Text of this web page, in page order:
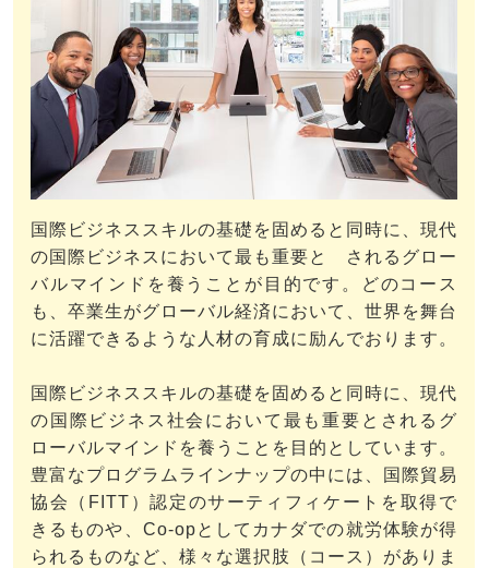
国際ビジネススキルの基礎を固めると同時に、現代
の国際ビジネスにおいて最も重要と されるグロー
バルマインドを養うことが目的です。どのコース
も、卒業生がグローバル経済において、世界を舞台
に活躍できるような人材の育成に励んでおります。
国際ビジネススキルの基礎を固めると同時に、現代
の国際ビジネス社会において最も重要とされるグ
ローバルマインドを養うことを目的としています。
豊富なプログラムラインナップの中には、国際貿易
協会（FITT）認定のサーティフィケートを取得で
きるものや、Co-opとしてカナダでの就労体験が得
られるものなど、様々な選択肢（コース）がありま